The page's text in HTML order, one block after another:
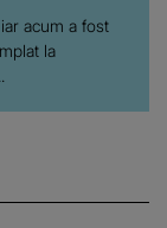
acum a fost
la